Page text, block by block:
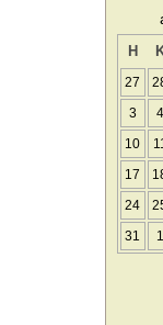
H
27
3 4
10 11
17
24
31 1